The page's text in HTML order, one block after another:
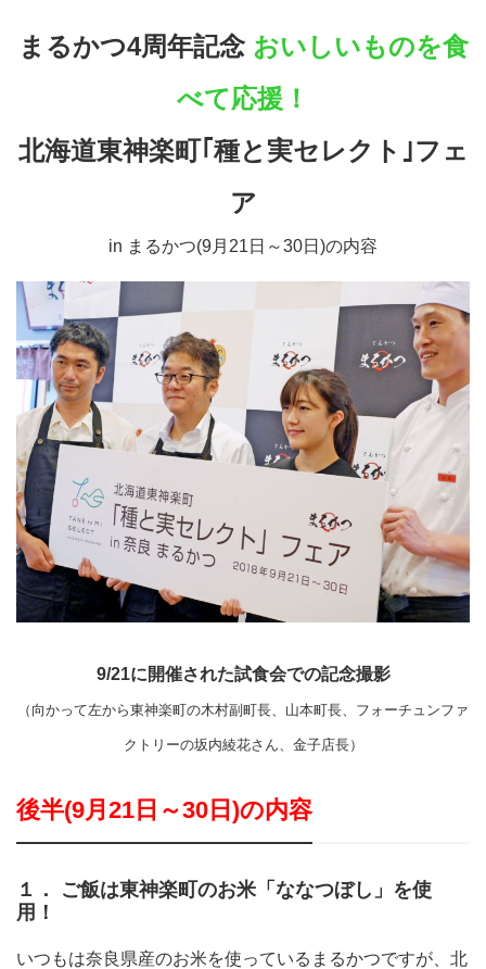
まるかつ4周年記念 おいしいものを食
べて応援！
北海道東神楽町｢種と実セレクト｣フェ
ア
in まるかつ(9月21日～30日)の内容
9/21に開催された試食会での記念撮影
（向かって左から東神楽町の木村副町長、山本町長、フォーチュンファ
クトリーの坂内綾花さん、金子店長）
後半(9月21日～30日)の内容
１． ご飯は東神楽町のお米「ななつぼし」を使
用！
いつもは奈良県産のお米を使っているまるかつですが、北